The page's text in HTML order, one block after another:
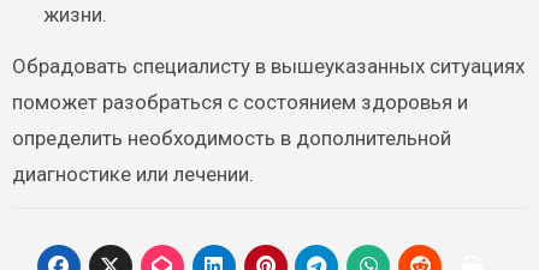
жизни.
Обрадовать специалисту в вышеуказанных ситуациях
поможет разобраться с состоянием здоровья и
определить необходимость в дополнительной
диагностике или лечении.